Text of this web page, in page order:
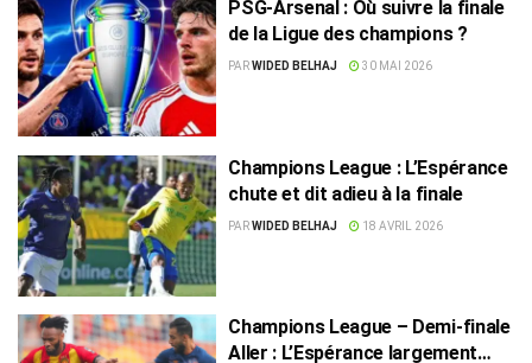
PSG-Arsenal : Où suivre la finale
de la Ligue des champions ?
PARWIDED BELHAJ 30 MAI 2026
Champions League : L’Espérance
chute et dit adieu à la finale
PARWIDED BELHAJ 18 AVRIL 2026
Champions League – Demi-finale
Aller : L’Espérance largement